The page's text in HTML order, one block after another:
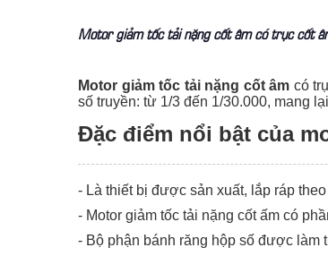
Motor giảm tốc tải nặng cốt âm có trục cốt
Motor giảm tốc tải nặng cốt âm có
số truyền: từ 1/3 đến 1/30.000, mang
Đặc điểm nổi bật của
- Là thiết bị được sản xuất, lắp ráp
- Motor giảm tốc tải nặng cốt ấm có
- Bộ phận bánh răng hộp số được